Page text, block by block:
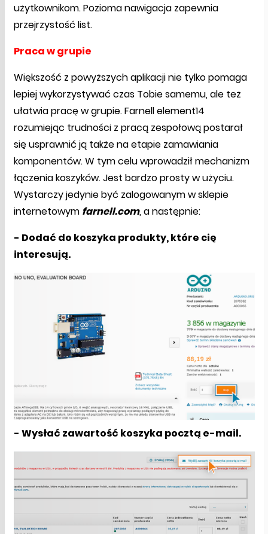
użytkownikom. Pozioma nawigacja zapewnia
przejrzystość list.
Praca w grupie
Większość z powyższych aplikacji nie tylko pomaga
lepiej wykorzystywać czas Tobie samemu, ale też
ułatwia pracę w grupie. Farnell element14
rozumiejąc trudności z pracą zespołową postarał
się usprawnić ją także na etapie zamawiania
komponentów. W tym celu wprowadził mechanizm
łączenia koszyków. Jest bardzo prosty w użyciu.
Wystarczy jedynie być zalogowanym w sklepie
internetowym farnell.com, a następnie:
- Dodać do koszyka produkty, które cię
interesują.
- Wysłać zawartość koszyka pocztą e-mail.